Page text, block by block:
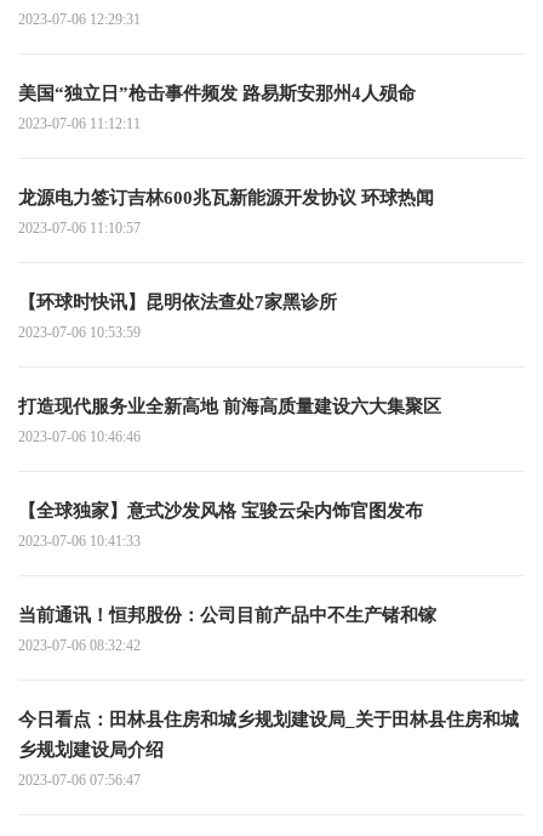
2023-07-06 12:29:31
美国“独立日”枪击事件频发 路易斯安那州4人殒命
2023-07-06 11:12:11
龙源电力签订吉林600兆瓦新能源开发协议 环球热闻
2023-07-06 11:10:57
【环球时快讯】昆明依法查处7家黑诊所
2023-07-06 10:53:59
打造现代服务业全新高地 前海高质量建设六大集聚区
2023-07-06 10:46:46
【全球独家】意式沙发风格 宝骏云朵内饰官图发布
2023-07-06 10:41:33
当前通讯！恒邦股份：公司目前产品中不生产锗和镓
2023-07-06 08:32:42
今日看点：田林县住房和城乡规划建设局_关于田林县住房和城
乡规划建设局介绍
2023-07-06 07:56:47